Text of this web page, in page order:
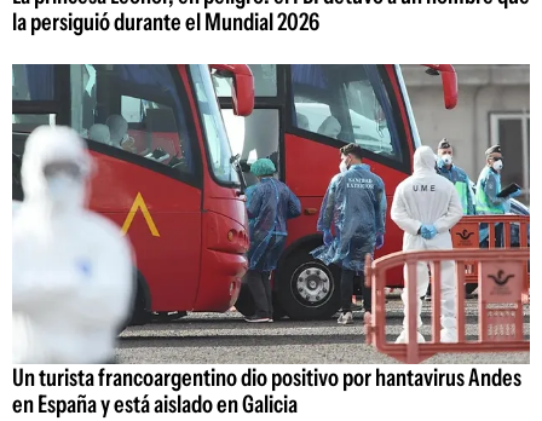
la persiguió durante el Mundial 2026
Un turista francoargentino dio positivo por hantavirus Andes
en España y está aislado en Galicia